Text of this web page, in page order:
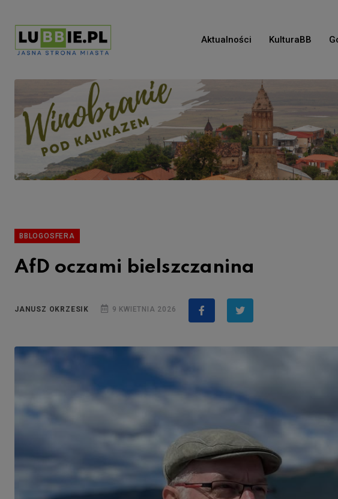
Aktualności KulturaBB
BBLOGOSFERA
AfD oczami bielszczanina
JANUSZ OKRZESIK 9 KWIETNIA 2026